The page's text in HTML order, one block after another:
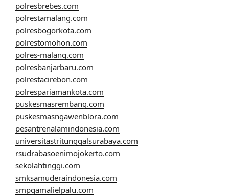
polresbrebes.com
polrestamalang.com
polresbogorkota.com
polrestomohon.com
polres-malang.com
polresbanjarbaru.com
polrestacirebon.com
polrespariamankota.com
puskesmasrembang.com
puskesmasngawenblora.com
pesantrenalamindonesia.com
universitastritunggalsurabaya.com
rsudrabasoenimojokerto.com
sekolahtinggi.com
smksamuderaindonesia.com
smpgamalielpalu.com